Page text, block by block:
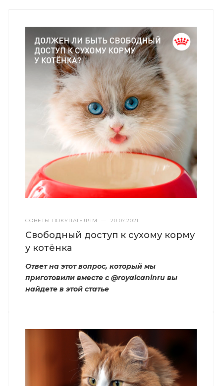
СОВЕТЫ ПОКУПАТЕЛЯМ — 20.07.2021
Свободный доступ к сухому корму
у котёнка
Ответ на этот вопрос, который мы
приготовили вместе с @royalcaninru вы
найдете в этой статье